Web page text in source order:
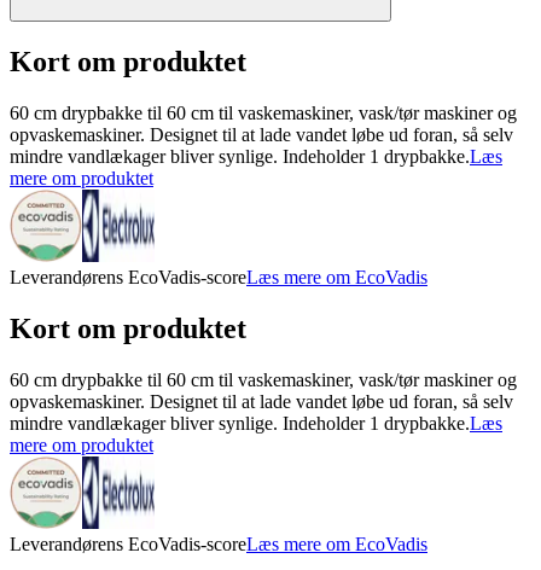
Kort om produktet
60 cm drypbakke til 60 cm til vaskemaskiner, vask/tør maskiner og
opvaskemaskiner. Designet til at lade vandet løbe ud foran, så selv
mindre vandlækager bliver synlige. Indeholder 1 drypbakke.Læs
mere om produktet
Leverandørens EcoVadis-scoreLæs mere om EcoVadis
Kort om produktet
60 cm drypbakke til 60 cm til vaskemaskiner, vask/tør maskiner og
opvaskemaskiner. Designet til at lade vandet løbe ud foran, så selv
mindre vandlækager bliver synlige. Indeholder 1 drypbakke.Læs
mere om produktet
Leverandørens EcoVadis-scoreLæs mere om EcoVadis